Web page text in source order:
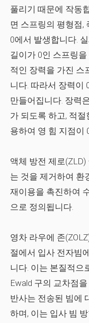
풀리기 때문에 작동
면 스프링의 평형점,
0에서 발생합니다.
길이가 0인 스프링
적인 장력을 가진 스
니다. 따라서 장력이
만들어집니다. 장력
가 되도록 하고, 적
용하여 영 힘 지점이
액체 방전 제로(ZLD)
는 것을 제거하여 환
재이용을 촉진하여
으로 정의됩니다.
영차 라우에 존
절에서 입사 전자빔
니다. 이는 본질적으
Ewald 구의 교차점
반사는 전송된 빔에
하며, 이는 입사 빔